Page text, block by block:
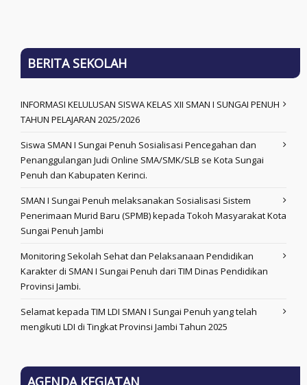
BERITA SEKOLAH
INFORMASI KELULUSAN SISWA KELAS XII SMAN I SUNGAI PENUH
TAHUN PELAJARAN 2025/2026
Siswa SMAN I Sungai Penuh Sosialisasi Pencegahan dan
Penanggulangan Judi Online SMA/SMK/SLB se Kota Sungai
Penuh dan Kabupaten Kerinci.
SMAN I Sungai Penuh melaksanakan Sosialisasi Sistem
Penerimaan Murid Baru (SPMB) kepada Tokoh Masyarakat Kota
Sungai Penuh Jambi
Monitoring Sekolah Sehat dan Pelaksanaan Pendidikan
Karakter di SMAN I Sungai Penuh dari TIM Dinas Pendidikan
Provinsi Jambi.
Selamat kepada TIM LDI SMAN I Sungai Penuh yang telah
mengikuti LDI di Tingkat Provinsi Jambi Tahun 2025
AGENDA KEGIATAN